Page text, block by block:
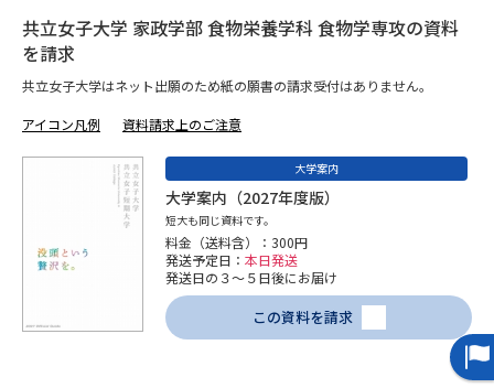
幼稚園教員資格認定試験 小学校教員資格認定試験
高等学校（情報）教員資格認定
試験
大学検索
大学で学べる内容や特徴を調べる
新増設大学・学部・学科特集
国際・グローバルに強い大学特
集
共立女子大学 家政学部 食物栄養学科 食物学専攻の資料
を請求
共立女子大学はネット出願のため紙の願書の請求受付はありません。
アイコン凡例 資料請求上のご注意
大学案内
大学案内（2027年度版）
短大も同じ資料です。
料金（送料含）：300円
発送予定日： 本日発送
発送日の３～５日後にお届け
この資料を請求